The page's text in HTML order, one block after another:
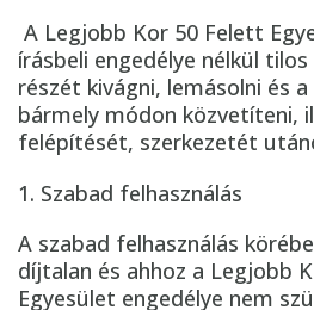
A Legjobb Kor 50 Felett
írásbeli engedélye nélkül
részét kivágni, lemásolni és
bármely módon közvetíteni,
felépítését, szerkezetét
Szabad felhasználás
A szabad felhasználás
díjtalan és ahhoz a Legjobb
Egyesület engedélye nem